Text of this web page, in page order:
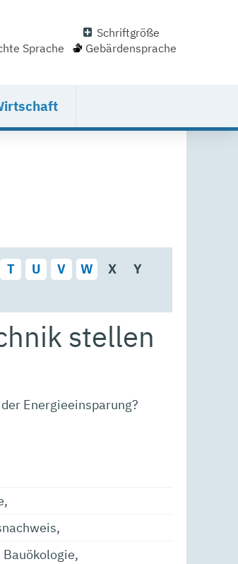
Schriftgröße
Sprache
Gebärdensprache
T U V W X
Y
stellen
Energieeinsparung?